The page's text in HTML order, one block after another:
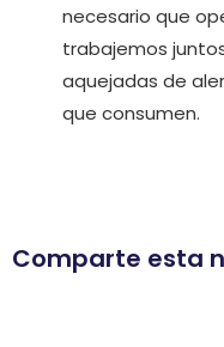
necesario que
trabajemos
aquejadas de
que consumen.
Comparte esta